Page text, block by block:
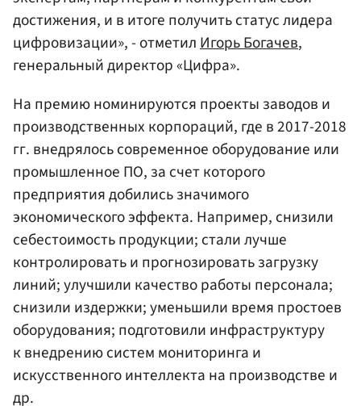
достижения, и в итоге получить статус лидера
цифровизации», - отметилИгорь Богачев,
генеральный директор «Цифра».
На премию номинируются проекты заводов и
производственных корпораций, где в 2017-2018
гг. внедрялось современное оборудование или
промышленное ПО, за счет которого
предприятия добились значимого
экономического эффекта. Например, снизили
себестоимость продукции; стали лучше
контролировать и прогнозировать загрузку
линий; улучшили качество работы персонала;
снизили издержки; уменьшили время простоев
оборудования; подготовили инфраструктуру
к внедрению систем мониторинга и
искусственного интеллекта на производстве и
др.